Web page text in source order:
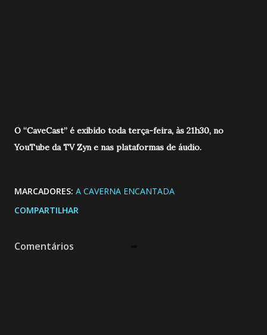
O “CaveCast” é exibido toda terça-feira, às 21h30, no
YouTube da TV Zyn e nas plataformas de áudio.
MARCADORES: A CAVERNA ENCANTADA
COMPARTILHAR
Comentários